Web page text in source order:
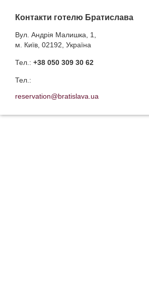
Контакти готелю Братислава
Вул. Андрія Малишка, 1,
м. Київ, 02192, Україна
Тел.: +38 050 309 30 62
Тел.:
reservation@bratislava.ua